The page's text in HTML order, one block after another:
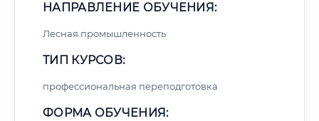
НАПРАВЛЕНИЕ ОБУЧЕНИЯ:
Лесная промышленность
ТИП КУРСОВ:
профессиональная переподготовка
ФОРМА ОБУЧЕНИЯ: